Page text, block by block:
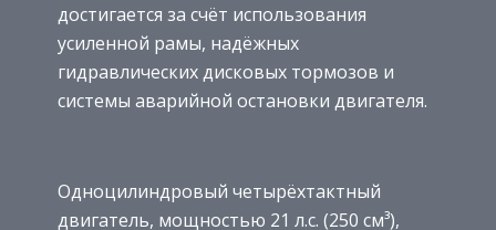
достигается за счёт использования
усиленной рамы, надёжных
гидравлических дисковых тормозов и
системы аварийной остановки двигателя.
Одноцилиндровый четырёхтактный
двигатель, мощностью 21 л.с. (250 см³),